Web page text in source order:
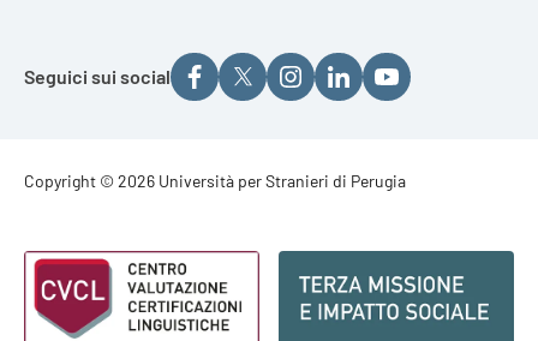
Seguici sui social
Footer - Copyright
Copyright © 2026 Università per Stranieri di Perugia
Footer - Loghi